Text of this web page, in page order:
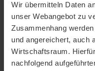
Wir übermitteln Daten
unser Webangebot zu
Zusammenhang
und angereichert, auch
Wirtschaftsraum.
nachfolgend
MODELL
Produktfamilie
Produktgruppe